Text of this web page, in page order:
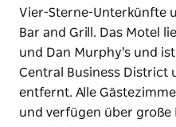
Vier-Sterne-Unterkünfte
Bar and Grill. Das Motel
und Dan Murphy's und
Central Business District
entfernt. Alle
und verfügen über große